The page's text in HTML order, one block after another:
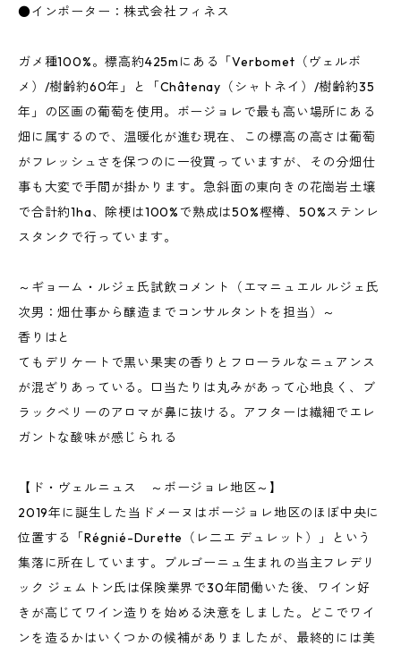
●インポーター：株式会社フィネス
ガメ種100%。標高約425mにある「Verbomet（ヴェルボ
メ）/樹齢約60年」と「Châtenay（シャトネイ）/樹齢約35
年」の区画の葡萄を使用。ボージョレで最も高い場所にある
畑に属するので、温暖化が進む現在、この標高の高さは葡萄
がフレッシュさを保つのに一役買っていますが、その分畑仕
事も大変で手間が掛かります。急斜面の東向きの花崗岩土壌
で合計約1ha、除梗は100%で熟成は50%樫樽、50%ステンレ
スタンクで行っています。
～ギョーム・ルジェ氏試飲コメント（エマニュエル ルジェ氏
次男：畑仕事から醸造までコンサルタントを担当）～
香りはと
てもデリケートで黒い果実の香りとフローラルなニュアンス
が混ざりあっている。口当たりは丸みがあって心地良く、ブ
ラックベリーのアロマが鼻に抜ける。アフターは繊細でエレ
ガントな酸味が感じられる
【ド・ヴェルニュス ～ボージョレ地区～】
2019年に誕生した当ドメーヌはボージョレ地区のほぼ中央に
位置する「Régnié-Durette（レ二エ デュレット）」という
集落に所在しています。ブルゴーニュ生まれの当主フレデリ
ック ジェムトン氏は保険業界で30年間働いた後、ワイン好
きが高じてワイン造りを始める決意をしました。どこでワイ
ンを造るかはいくつかの候補がありましたが、最終的には美